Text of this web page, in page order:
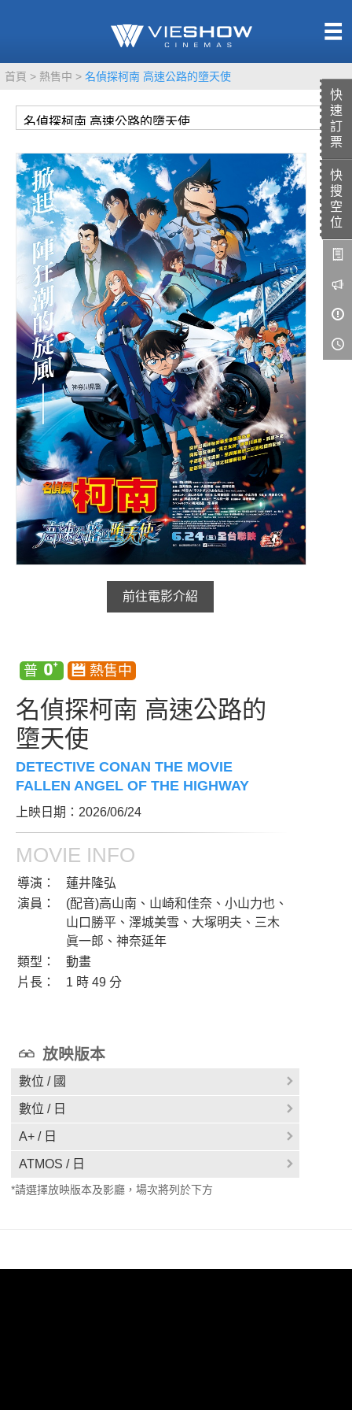
快
速
訂
票
快
搜
空
位
首頁 熱售中 名偵探柯南 高速公路的墮天使
前往電影介紹
名偵探柯南 高速公路的
墮天使
DETECTIVE CONAN THE MOVIE
FALLEN ANGEL OF THE HIGHWAY
上映日期：2026/06/24
MOVIE INFO
導演：
蓮井隆弘
演員：
(配音)高山南、山崎和佳奈、小山力也、
山口勝平、澤城美雪、大塚明夫、三木
眞一郎、神奈延年
類型：
動畫
片長：
1 時 49 分
放映版本
數位 / 國
數位 / 日
A+ / 日
ATMOS / 日
*請選擇放映版本及影廳，場次將列於下方
熱售中
TITAN SCREEN
MUCROWN
IMAX
4DX
VR 演唱會
GOLD CLASS
AD口述影像
LIVE演唱會
影城餐飲
UNICORN
影城公告
影城活動
中獎名單
合作夥伴
加入iShow
會員活動
會員Q&A